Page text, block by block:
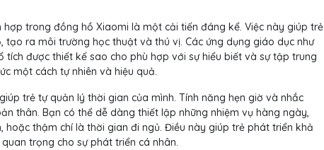
trong đồng hồ Xiaomi là một cải tiến đáng kể. Việc này giúp trẻ
ra môi trường học thuật và thú vị. Các ứng dụng giáo dục như
tích được thiết kế sao cho phù hợp với sự hiểu biết và sự tập trung
một cách tự nhiên và hiệu quả.
trẻ tự quản lý thời gian của mình. Tính năng hẹn giờ và nhắc
thân. Bạn có thể dễ dàng thiết lập những nhiệm vụ hàng ngày,
hoặc thậm chí là thời gian đi ngủ. Điều này giúp trẻ phát triển khả
trọng cho sự phát triển cá nhân.